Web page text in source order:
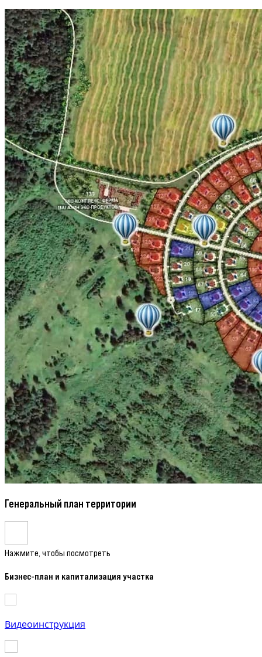
Генеральный план территории
Нажмите, чтобы посмотреть
Бизнес-план и капитализация участка
Видеоинструкция